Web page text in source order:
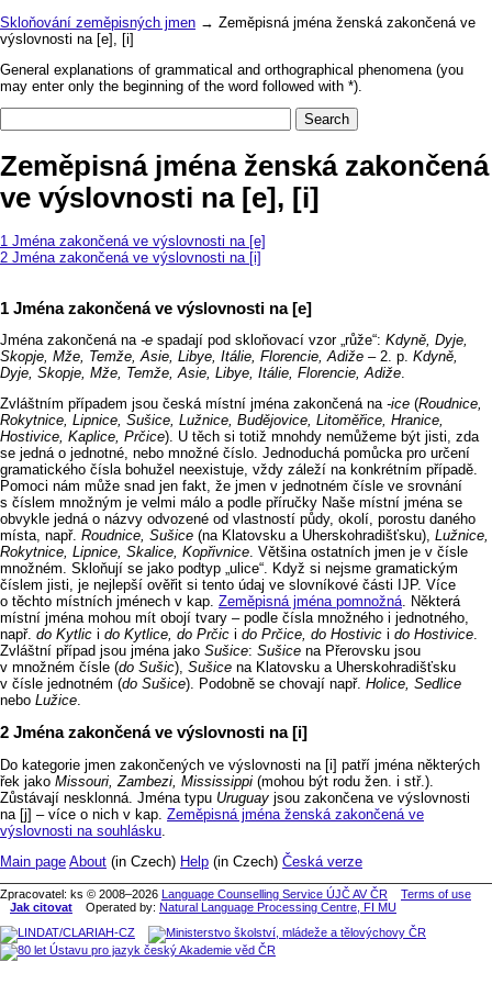
Skloňování zeměpisných jmen → Zeměpisná jména ženská zakončená ve
výslovnosti na [e], [i]
General explanations of grammatical and orthographical phenomena (you
may enter only the beginning of the word followed with *).
Zeměpisná jména ženská zakončená
ve výslovnosti na [e], [i]
Jména zakončená ve výslovnosti na [e]
Jména zakončená ve výslovnosti na [i]
Jména zakončená ve výslovnosti na [e]
Jména zakončená na ‑e spadají pod skloňovací vzor „růže“: Kdyně, Dyje,
Skopje, Mže, Temže, Asie, Libye, Itálie, Florencie, Adiže –⁠⁠⁠⁠⁠⁠⁠⁠⁠ 2. p. Kdyně,
Dyje, Skopje, Mže, Temže, Asie, Libye, Itálie, Florencie, Adiže.
Zvláštním případem jsou česká místní jména zakončená na ‑ice (Roudnice,
Rokytnice, Lipnice, Sušice, Lužnice, Budějovice, Litoměřice, Hranice,
Hostivice, Kaplice, Prčice). U těch si totiž mnohdy nemůžeme být jisti, zda
se jedná o jednotné, nebo množné číslo. Jednoduchá pomůcka pro určení
gramatického čísla bohužel neexistuje, vždy záleží na konkrétním případě.
Pomoci nám může snad jen fakt, že jmen v jednotném čísle ve srovnání
s číslem množným je velmi málo a podle příručky Naše místní jména se
obvykle jedná o názvy odvozené od vlastností půdy, okolí, porostu daného
místa, např. Roudnice, Sušice (na Klatovsku a Uherskohradišťsku), Lužnice,
Rokytnice, Lipnice, Skalice, Kopřivnice. Většina ostatních jmen je v čísle
množném. Skloňují se jako podtyp „ulice“. Když si nejsme gramatickým
číslem jisti, je nejlepší ověřit si tento údaj ve slovníkové části IJP. Více
o těchto místních jménech v kap. Zeměpisná jména pomnožná. Některá
místní jména mohou mít obojí tvary –⁠⁠⁠⁠⁠⁠⁠⁠⁠ podle čísla množného i jednotného,
např. do Kytlic i do Kytlice, do Prčic i do Prčice, do Hostivic i do Hostivice.
Zvláštní případ jsou jména jako Sušice: Sušice na Přerovsku jsou
v množném čísle (do Sušic), Sušice na Klatovsku a Uherskohradišťsku
v čísle jednotném (do Sušice). Podobně se chovají např. Holice, Sedlice
nebo Lužice.
Jména zakončená ve výslovnosti na [i]
Do kategorie jmen zakončených ve výslovnosti na [i] patří jména některých
řek jako Missouri, Zambezi, Mississippi (mohou být rodu žen. i stř.).
Zůstávají nesklonná. Jména typu Uruguay jsou zakončena ve výslovnosti
na [j] –⁠⁠⁠⁠⁠⁠⁠⁠⁠ více o nich v kap. Zeměpisná jména ženská zakončená ve
výslovnosti na souhlásku
Main page About (in Czech) Help (in Czech) Česká verze
Zpracovatel: ks © 2008–2026 Language Counselling Service ÚJČ AV ČR
Terms of use
Jak citovat Operated by: Natural Language Processing Centre, FI MU